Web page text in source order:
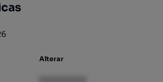
Alterar